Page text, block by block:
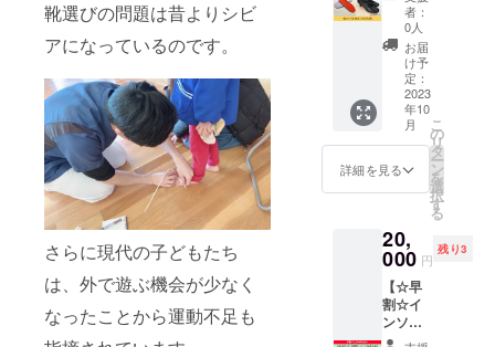
靴選びの問題は昔よりシビ
アになっているのです。
さらに現代の子どもたち
は、外で遊ぶ機会が少なく
なったことから運動不足も
製作期
間は約2
～3週間
です。
※対象年
齢は18
歳まで
限は
2023年
です。
元を
しっか
り整え
ること
で、ケ
ガをし
にくい
カラダ
目指し
ましょ
みのお
値段で
す。 ※
製作期
間は約2
～3週間
りま
す。 ・
歩きや
すくな
る ・姿
勢がよ
くなる
・疲れ
にくい
偏平足
悩みを
抱えて
いる方
にぜ
ひ！ 足
のトラ
立ち仕
事をし
てい
る、な
どの方
に特に
おすす
めで
す。 サ
ンプル
程度）
を撮影
メール
でお送
りいた
ス
用）】
あなた
の足に
合っ
た、パ
ンプス
用イン
ソール
をお作
りしま
で歩く
ことが
多い、
立ち仕
事をし
てい
る、な
者：
0人
お届
け予
定：
2023
年10
月
詳細を見る
こ
の
リ
タ
ー
ン
を
選
択
す
る
20,
000 円
残り3
【☆早
割☆イ
ンソー
ル（大